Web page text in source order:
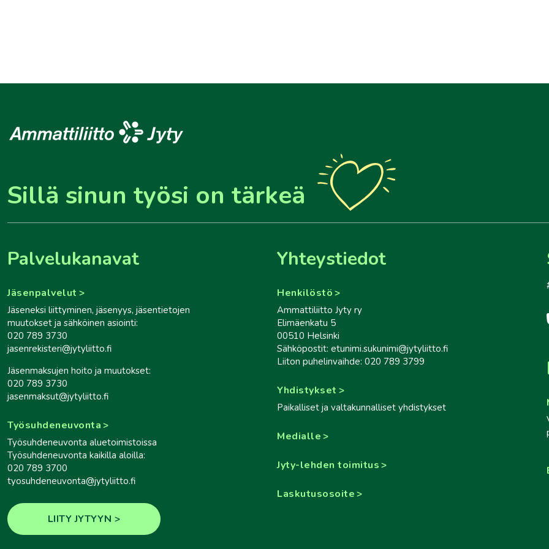
Sillä sinun työsi on tärkeä
Palvelukanavat
Jäsenpalvelut
Jäseneksi liittyminen, jäsenyys, jäsentietojen
muutokset ja sähköinen asiointi:
020 789 3730
jasenrekisteri@jytyliitto.fi
Jäsenmaksujen hoito ja muutokset:
020 789 3730
jasenmaksut@jytyliitto.fi
Työsuhdeneuvonta
Työsuhdeneuvonta aluetoimistoissa
Työsuhdeneuvonta kaikilla aloilla:
020 789 3700
tyosuhdeneuvonta@jytyliitto.fi
LIITY JYTYYN
Yhteystiedot
Henkilöstö
Ammattiliitto Jyty ry
Elimäenkatu 5
00510 Helsinki
Sähköpostit: etunimi.sukunimi@jytyliitto.fi
Liiton puhelinvaihde: 020 789 3799
Yhdistykset
Paikalliset ja valtakunnalliset yhdistykset
Medialle
Jyty-lehden toimitus
Laskutusosoite